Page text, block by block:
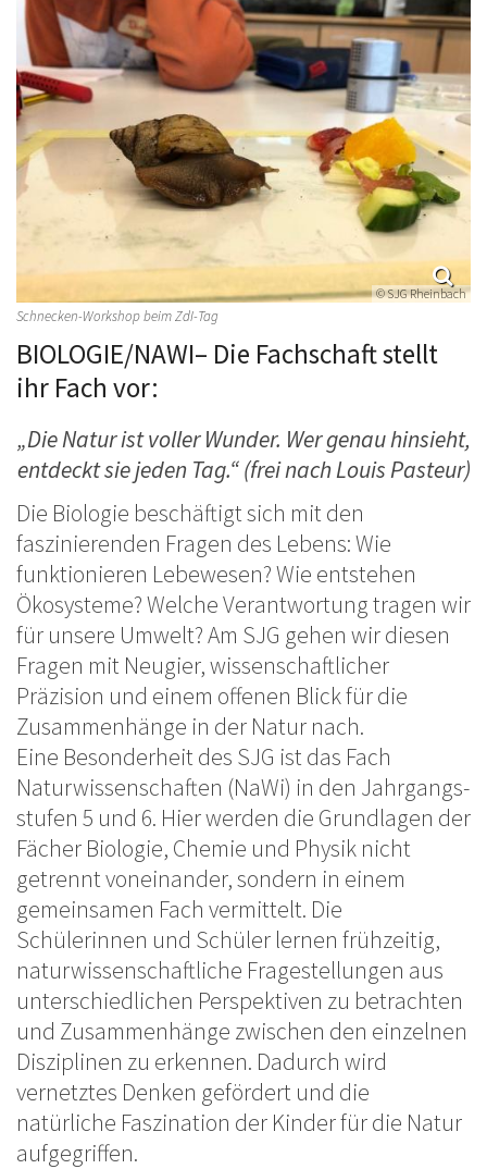
© SJG Rheinbach
Schnecken-Workshop beim ZdI-Tag
BIOLOGIE/NAWI– Die Fachschaft stellt
ihr Fach vor:
„Die Natur ist voller Wunder. Wer genau hinsieht,
entdeckt sie jeden Tag.“ (frei nach Louis Pasteur)
Die Biologie beschäftigt sich mit den
faszinierenden Fragen des Lebens: Wie
funktionieren Lebewesen? Wie entstehen
Ökosysteme? Welche Verantwortung tragen wir
für unsere Umwelt? Am SJG gehen wir diesen
Fragen mit Neugier, wissenschaftlicher
Präzision und einem offenen Blick für die
Zusammenhänge in der Natur nach.
Eine Besonderheit des SJG ist das Fach
Naturwissenschaften (NaWi) in den Jahrgangs-
stufen 5 und 6. Hier werden die Grundlagen der
Fächer Biologie, Chemie und Physik nicht
getrennt voneinander, sondern in einem
gemeinsamen Fach vermittelt. Die
Schülerinnen und Schüler lernen frühzeitig,
naturwissenschaftliche Fragestellungen aus
unterschiedlichen Perspektiven zu betrachten
und Zusammenhänge zwischen den einzelnen
Disziplinen zu erkennen. Dadurch wird
vernetztes Denken gefördert und die
natürliche Faszination der Kinder für die Natur
aufgegriffen.